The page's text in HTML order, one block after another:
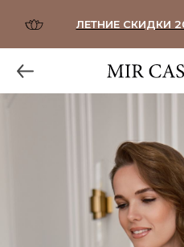
ЛЕТНИЕ СКИДКИ 20%